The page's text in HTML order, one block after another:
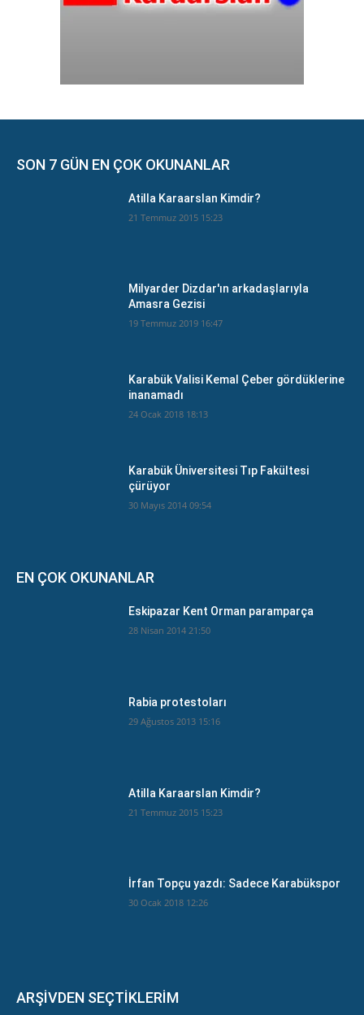
SON 7 GÜN EN ÇOK OKUNANLAR
Atilla Karaarslan Kimdir?
21 Temmuz 2015 15:23
Milyarder Dizdar'ın arkadaşlarıyla
Amasra Gezisi
19 Temmuz 2019 16:47
Karabük Valisi Kemal Çeber gördüklerine
inanamadı
24 Ocak 2018 18:13
Karabük Üniversitesi Tıp Fakültesi
çürüyor
30 Mayıs 2014 09:54
EN ÇOK OKUNANLAR
Eskipazar Kent Orman paramparça
28 Nisan 2014 21:50
Rabia protestoları
29 Ağustos 2013 15:16
Atilla Karaarslan Kimdir?
21 Temmuz 2015 15:23
İrfan Topçu yazdı: Sadece Karabükspor
30 Ocak 2018 12:26
ARŞİVDEN SEÇTİKLERİM